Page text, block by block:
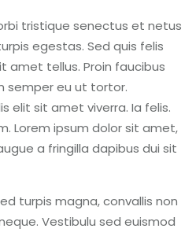
tristique senectus et netus
egestas. Sed quis felis
amet tellus. Proin faucibus
semper eu ut tortor.
elit sit amet viverra. Ia felis.
Lorem ipsum dolor sit amet,
a fringilla dapibus dui sit
turpis magna, convallis non
Vestibulu sed euismod